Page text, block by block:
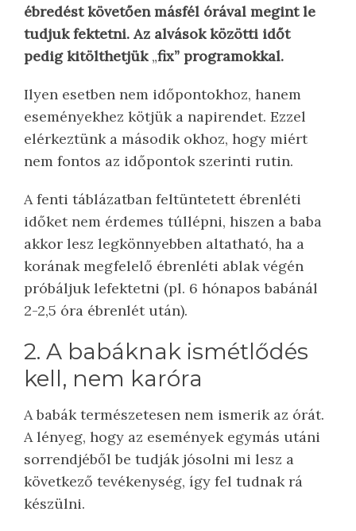
ébredést követően másfél órával megint le
tudjuk fektetni. Az alvások közötti időt
pedig kitölthetjük „fix” programokkal.
Ilyen esetben nem időpontokhoz, hanem
eseményekhez kötjük a napirendet. Ezzel
elérkeztünk a második okhoz, hogy miért
nem fontos az időpontok szerinti rutin.
A fenti táblázatban feltüntetett ébrenléti
időket nem érdemes túllépni, hiszen a baba
akkor lesz legkönnyebben altatható, ha a
korának megfelelő ébrenléti ablak végén
próbáljuk lefektetni (pl. 6 hónapos babánál
2-2,5 óra ébrenlét után).
2. A babáknak ismétlődés
kell, nem karóra
A babák természetesen nem ismerik az órát.
A lényeg, hogy az események egymás utáni
sorrendjéből be tudják jósolni mi lesz a
következő tevékenység, így fel tudnak rá
készülni.